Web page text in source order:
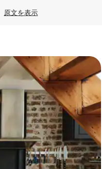
原文を表示